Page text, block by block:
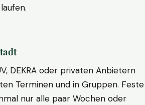
DEKRA oder privaten Anbietern
Terminen und in Gruppen. Feste
nur alle paar Wochen oder